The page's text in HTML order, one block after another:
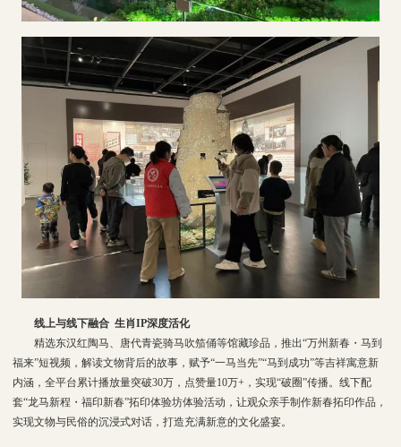
线上与线下融合 生肖IP深度活化
精选东汉红陶马、唐代青瓷骑马吹笳俑等馆藏珍品，推出“万州新春・马到
福来”短视频，解读文物背后的故事，赋予“一马当先”“马到成功”等吉祥寓意新
内涵，全平台累计播放量突破30万，点赞量10万+，实现“破圈”传播。线下配
套“龙马新程・福印新春”拓印体验坊体验活动，让观众亲手制作新春拓印作品，
实现文物与民俗的沉浸式对话，打造充满新意的文化盛宴。